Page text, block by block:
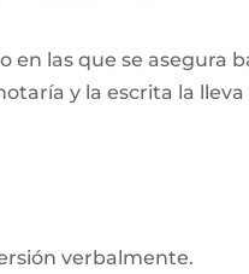
en las que se asegura
y la escrita la
verbalmente.